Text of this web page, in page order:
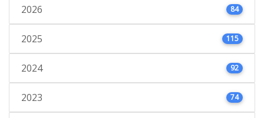
2026 84
2025 115
2024 92
2023 74